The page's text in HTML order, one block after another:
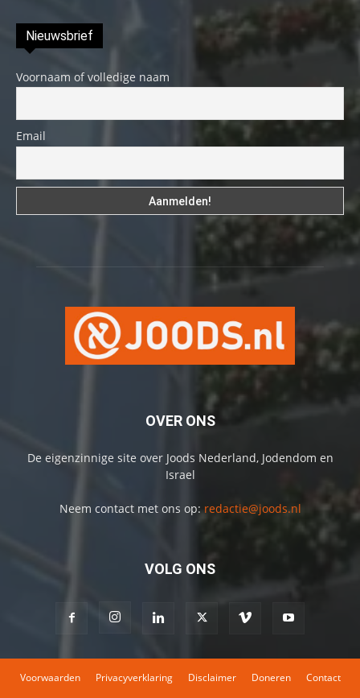
Nieuwsbrief
Voornaam of volledige naam
Email
OVER ONS
De eigenzinnige site over Joods Nederland, Jodendom en
Israel
Neem contact met ons op: redactie@joods.nl
VOLG ONS
Voorwaarden Privacyverklaring Disclaimer Doneren Contact